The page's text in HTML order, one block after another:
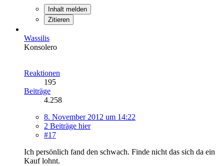
Inhalt melden
Zitieren
Wassilis
Konsolero
Reaktionen
195
Beiträge
4.258
8. November 2012 um 14:22
2 Beiträge hier
#17
Ich persönlich fand den schwach. Finde nicht das sich da ein
Kauf lohnt.